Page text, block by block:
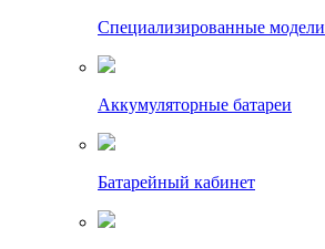
Специализированные модели
Аккумуляторные батареи
Батарейный кабинет